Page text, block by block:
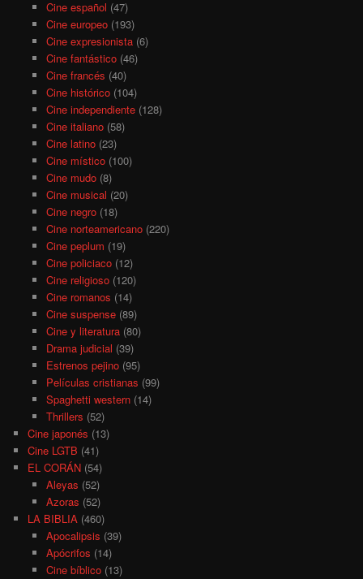
Cine español (47)
Cine europeo(193)
Cine expresionista(6)
Cine fantástico(46)
Cine francés (40)
Cine histórico(104)
Cine independiente(128)
Cine italiano(58)
Cine latino(23)
Cine místico(100)
Cine mudo(8)
Cine musical (20)
Cine negro(18)
Cine norteamericano(220)
Cine peplum (19)
Cine policiaco(12)
Cine religioso(120)
Cine romanos (14)
Cine suspense(89)
Cine y literatura(80)
Drama judicial (39)
Estrenos pejino(95)
Películas cristianas (99)
Spaghetti western(14)
Thrillers (52)
Cine japonés (13)
Cine LGTB (41)
EL CORÁN (54)
Aleyas (52)
Azoras (52)
LA BIBLIA (460)
Apocalipsis (39)
Apócrifos (14)
Cine bíblico(13)